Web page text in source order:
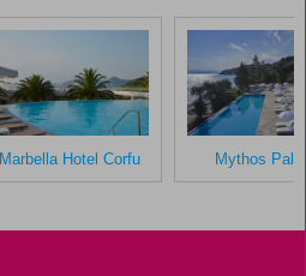
Marbella Hotel Corfu Mythos